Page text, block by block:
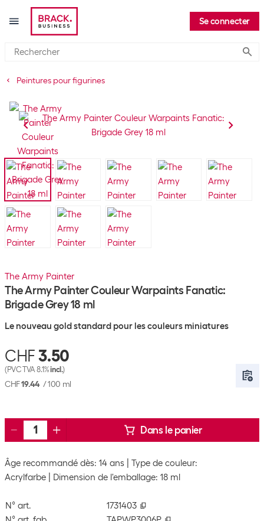
Se connecter
Peintures pour figurines
The Army Painter
The Army Painter Couleur Warpaints Fanatic:
Brigade Grey 18 ml
Le nouveau gold standard pour les couleurs miniatures
CHF 3.50
(PVC TVA 8.1%incl.)
CHF19.44 /100 ml
Dans le panier
Âge recommandé dès: 14 ans
Type de couleur:
Acrylfarbe
Dimension de l'emballage: 18 ml
N° art.
1731403